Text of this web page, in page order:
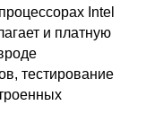
Intel
и платную
тестирование